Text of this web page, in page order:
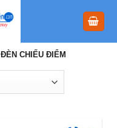
ĐÈN CHIẾU ĐIỂM